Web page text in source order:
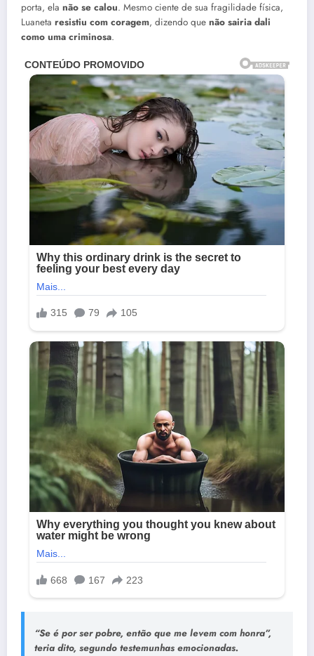
porta, ela não se calou. Mesmo ciente de sua fragilidade física,
Luaneta resistiu com coragem, dizendo que não sairia dali
como uma criminosa.
“Se é por ser pobre, então que me levem com honra”,
teria dito, segundo testemunhas emocionadas.